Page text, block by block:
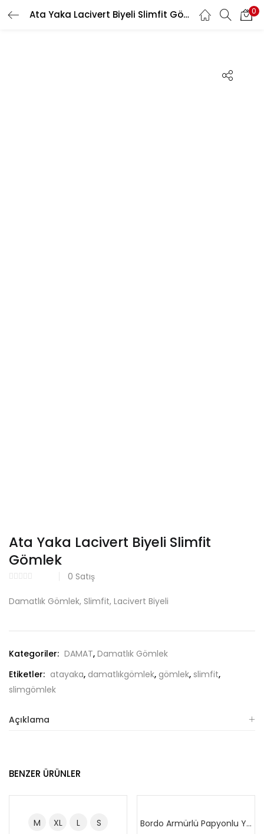
Ata Yaka Lacivert Biyeli Slimfit Gömlek 0
GIRIŞ YAP
Ata Yaka Lacivert Biyeli Slimfit
Gömlek
0 Satış
Damatlık Gömlek, Slimfit, Lacivert Biyeli
Kategoriler: DAMAT, Damatlık Gömlek
Etiketler: atayaka, damatlıkgömlek, gömlek, slimfit,
slimgömlek
Açıklama
BENZER ÜRÜNLER
M XL L
S
Bordo Armürlü Papyonlu Yelekli Damatlık